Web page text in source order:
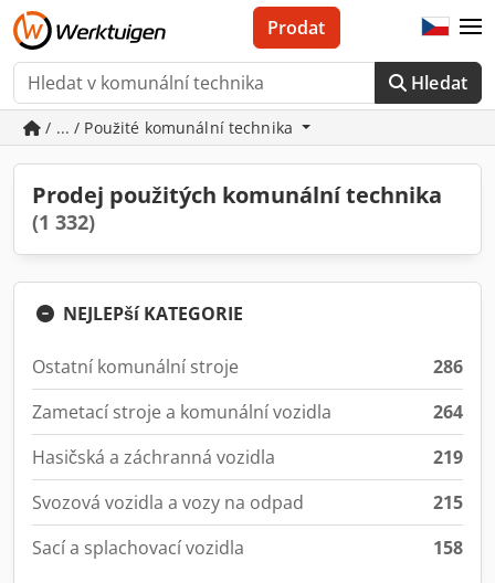
Hledat
Prodat
/ ... / Použité komunální technika
Prodej použitých komunální technika
(1 332)
NEJLEPší KATEGORIE
Ostatní komunální stroje
286
Zametací stroje a komunální vozidla
264
Hasičská a záchranná vozidla
219
Svozová vozidla a vozy na odpad
215
Sací a splachovací vozidla
158